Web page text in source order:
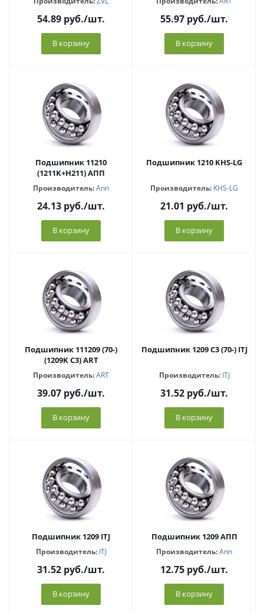
54.89 руб./шт.
В корзину
55.97 руб./шт.
В корзину
Подшипник 11210
(1211K+H211) АПП
Производитель:Апп
24.13 руб./шт.
В корзину
Подшипник 1210 KHS-LG
Производитель: KHS-LG
21.01 руб./шт.
В корзину
Подшипник 111209 (70-)
(1209K C3) ART
Производитель:ART
39.07 руб./шт.
В корзину
Подшипник 1209 C3 (70-) ITJ
Производитель: ITJ
31.52 руб./шт.
В корзину
Подшипник 1209 ITJ
Производитель: ITJ
31.52 руб./шт.
В корзину
Подшипник 1209 АПП
Производитель:Апп
12.75 руб./шт.
В корзину